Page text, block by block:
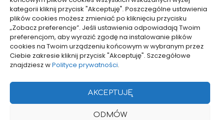
kategorii kliknij przycisk "Akceptuję". Poszczególne ustawienia
plików cookies możesz zmieniać po kliknięciu przycisku
„Zobacz preferencje”. Jeśli ustawienia odpowiadają Twoim
preferencjom, aby wyrazić zgodę na instalowanie plików
cookies na Twoim urządzeniu końcowym w wybranym przez
Ciebie zakresie kliknij przycisk "Akceptuję". Szczegółowe
znajdziesz wPolityce prywatności.
AKCEPTUJĘ
ODMÓW
WCZYTAJ WIĘCEJ
pozyjonowanie lokalne
Projekty domów Rzeszów